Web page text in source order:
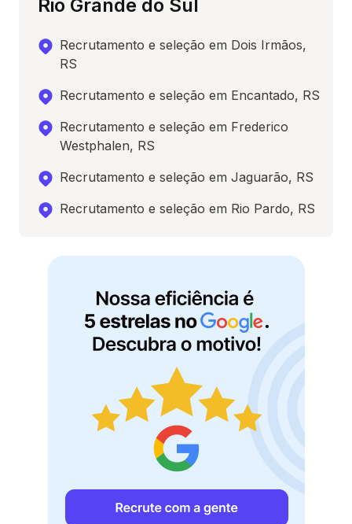
Rio Grande do Sul
Recrutamento e seleção em Dois Irmãos,
RS
Recrutamento e seleção em Encantado, RS
Recrutamento e seleção em Frederico
Westphalen, RS
Recrutamento e seleção em Jaguarão, RS
Recrutamento e seleção em Rio Pardo, RS